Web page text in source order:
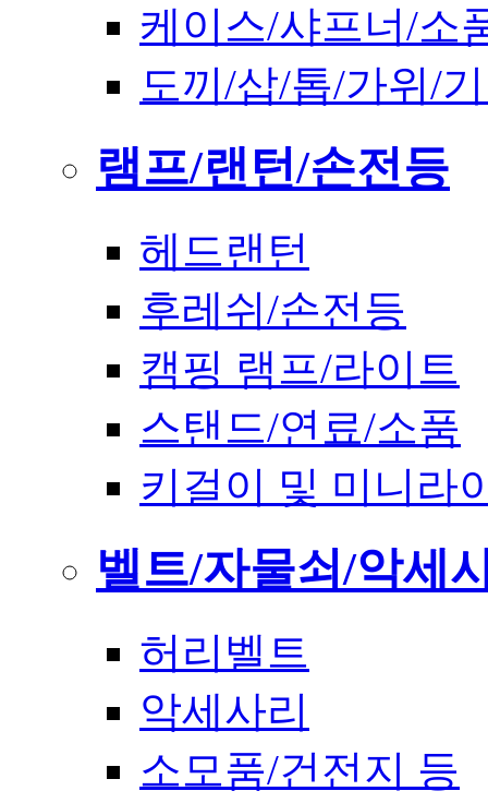
케이스/샤프너/소
도끼/삽/톱/가위/
램프/랜턴/손전등
헤드랜턴
후레쉬/손전등
캠핑 램프/라이트
스탠드/연료/소품
키걸이 및 미니라
벨트/자물쇠/악세
허리벨트
악세사리
소모품/건전지 등